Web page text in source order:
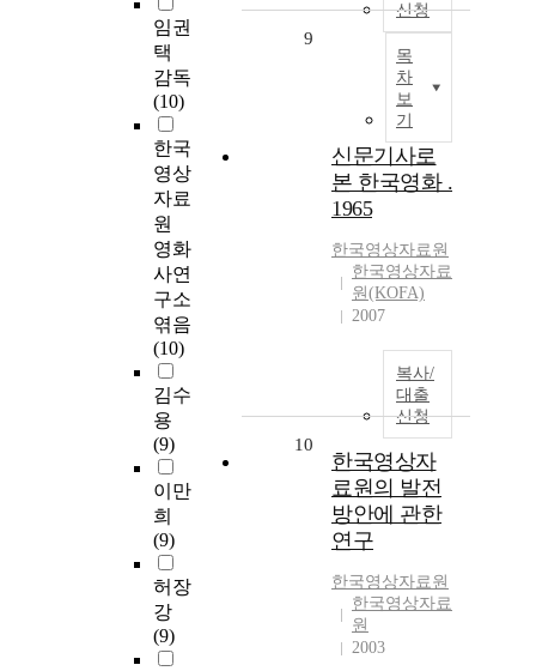
임권
택
감독
(10)
한국
영상
자료
원
영화
사연
구소
엮음
(10)
김수
용
(9)
이만
희
(9)
허장
강
(9)
신청
목
차
보
기
9
신문기사로
본 한국영화 .
1965
한국영상자료원
한국영상자료
원(KOFA)
2007
복사/
대출
신청
10
한국영상자
료원의 발전
방안에 관한
연구
한국영상자료원
한국영상자료
원
2003